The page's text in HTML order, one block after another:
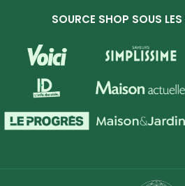
SOURCE SHOP SOUS